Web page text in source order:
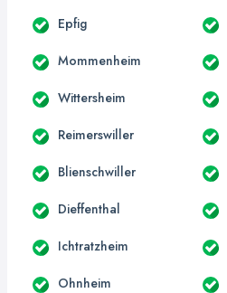
Epfig
Mommenheim
Wittersheim
Reimerswiller
Blienschwiller
Dieffenthal
Ichtratzheim
Ohnheim